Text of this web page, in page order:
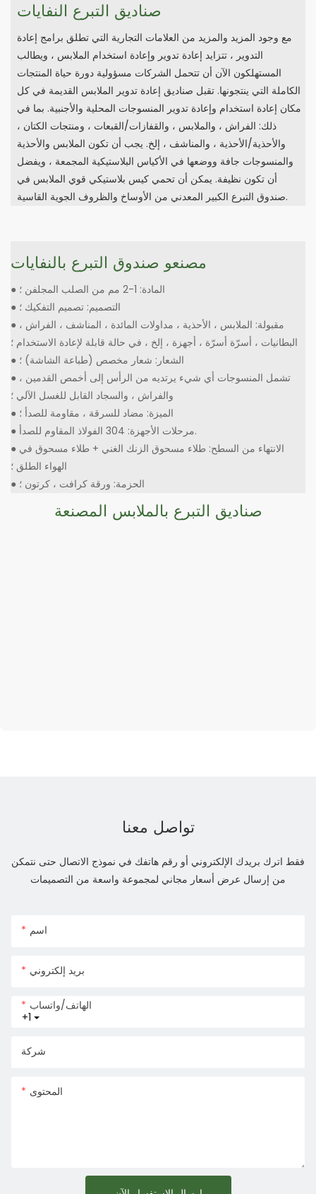
صناديق التبرع النفايات
مع وجود المزيد والمزيد من العلامات التجارية التي تطلق برامج إعادة
التدوير ، تتزايد إعادة تدوير وإعادة استخدام الملابس ، ويطالب
المستهلكون الآن أن تتحمل الشركات مسؤولية دورة حياة المنتجات
الكاملة التي ينتجونها. تقبل صناديق إعادة تدوير الملابس القديمة في كل
مكان إعادة استخدام وإعادة تدوير المنسوجات المحلية والأجنبية. بما في
ذلك: الفراش ، والملابس ، والقفازات/القبعات ، ومنتجات الكتان ،
والأحذية/الأحذية ، والمناشف ، إلخ. يجب أن تكون الملابس والأحذية
والمنسوجات جافة ووضعها في الأكياس البلاستيكية المجمعة ، ويفضل
أن تكون نظيفة. يمكن أن تحمي كيس بلاستيكي قوي الملابس في
صندوق التبرع الكبير المعدني من الأوساخ والظروف الجوية القاسية.
مصنعو صندوق التبرع بالنفايات
● المادة: 1-2 مم من الصلب المجلفن ؛
● التصميم: تصميم التفكيك ؛
● مقبولة: الملابس ، الأحذية ، مداولات المائدة ، المناشف ، الفراش ،
البطانيات ، أسرّة أسرّة ، أجهزة ، إلخ ، في حالة قابلة لإعادة الاستخدام ؛
● الشعار: شعار مخصص (طباعة الشاشة) ؛
● تشمل المنسوجات أي شيء يرتديه من الرأس إلى أخمص القدمين ،
والفراش ، والسجاد القابل للغسل الآلي ؛
● الميزة: مضاد للسرقة ، مقاومة للصدأ ؛
● مرحلات الأجهزة: 304 الفولاذ المقاوم للصدأ.
● الانتهاء من السطح: طلاء مسحوق الزنك الغني + طلاء مسحوق في
الهواء الطلق ؛
● الحزمة: ورقة كرافت ، كرتون ؛
صناديق التبرع بالملابس المصنعة
تواصل معنا
فقط اترك بريدك الإلكتروني أو رقم هاتفك في نموذج الاتصال حتى نتمكن
من إرسال عرض أسعار مجاني لمجموعة واسعة من التصميمات
اسم
بريد إلكتروني
+1
الهاتف/واتساب
شركة
المحتوى